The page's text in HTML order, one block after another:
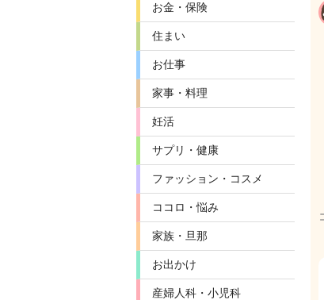
お金・保険
住まい
お仕事
家事・料理
妊活
サプリ・健康
ファッション・コスメ
ココロ・悩み
家族・旦那
お出かけ
産婦人科・小児科